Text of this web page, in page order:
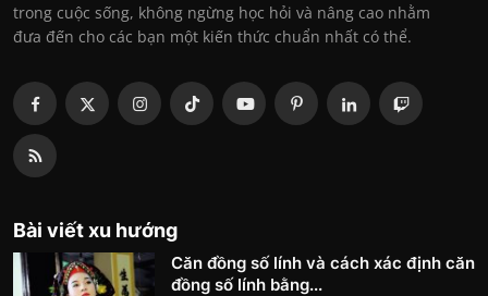
trong cuộc sống, không ngừng học hỏi và nâng cao nhằm
đưa đến cho các bạn một kiến thức chuẩn nhất có thể.
Bài viết xu hướng
Căn đồng số lính và cách xác định căn
đồng số lính bằng...